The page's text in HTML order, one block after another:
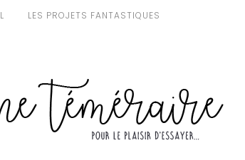
LES PROJETS FANTASTIQUES